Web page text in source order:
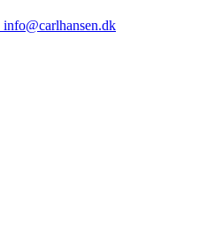
info@carlhansen.dk